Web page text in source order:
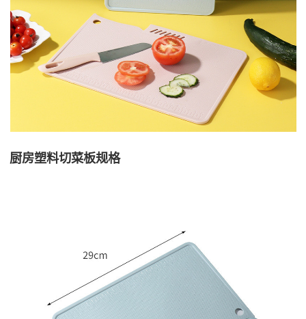
厨房塑料切菜板规格